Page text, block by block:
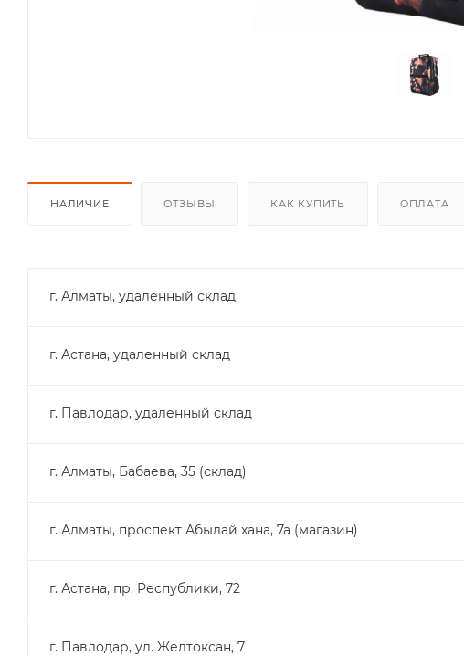
НАЛИЧИЕ ОТЗЫВЫ КАК КУПИТЬ ОПЛАТА
г. Алматы, удаленный склад
г. Астана, удаленный склад
г. Павлодар, удаленный склад
г. Алматы, Бабаева, 35 (склад)
г. Алматы, проспект Абылай хана, 7а (магазин)
г. Астана, пр. Республики, 72
г. Павлодар, ул. Желтоксан, 7